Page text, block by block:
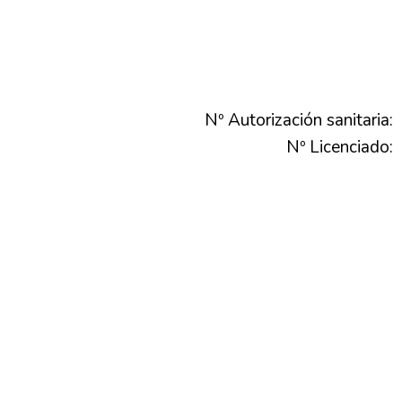
Nº Autorización sanitaria:
Nº Licenciado: